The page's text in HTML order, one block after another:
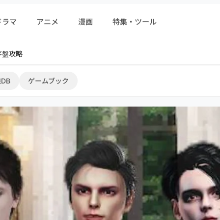
マ アニメ 漫画 特集・ツール
攻略
ゲームブック